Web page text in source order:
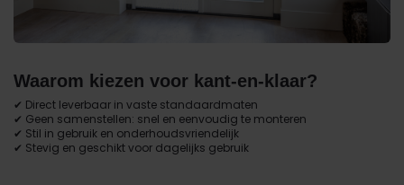
Waarom kiezen voor kant-en-klaar?
✔ Direct leverbaar in vaste standaardmaten
✔ Geen samenstellen: snel en eenvoudig te monteren
✔ Stil in gebruik en onderhoudsvriendelijk
✔ Stevig en geschikt voor dagelijks gebruik